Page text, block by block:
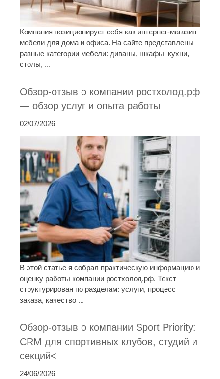
Компания позиционирует себя как интернет-магазин
мебели для дома и офиса. На сайте представлены
разные категории мебели: диваны, шкафы, кухни,
столы, ...
Обзор-отзыв о компании ростхолод.рф
— обзор услуг и опыта работы
02/07/2026
В этой статье я собрал практическую информацию и
оценку работы компании ростхолод.рф. Текст
структурирован по разделам: услуги, процесс
заказа, качество ...
Обзор-отзыв о компании Sport Priority:
CRM для спортивных клубов, студий и
секций<
24/06/2026